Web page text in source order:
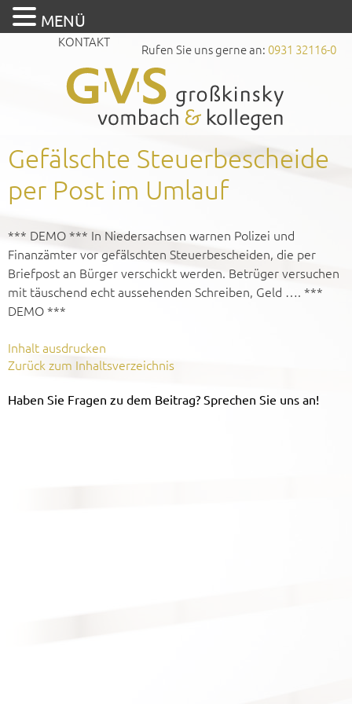
Rufen Sie uns gerne an: 0931 32116-0
KONTAKT
Gefälschte Steuerbescheide
per Post im Umlauf
*** DEMO *** In Niedersachsen warnen Polizei und
Finanzämter vor gefälschten Steuerbescheiden, die per
Briefpost an Bürger verschickt werden. Betrüger versuchen
mit täuschend echt aussehenden Schreiben, Geld …. ***
DEMO ***
Inhalt ausdrucken
Zurück zum Inhaltsverzeichnis
Haben Sie Fragen zu dem Beitrag? Sprechen Sie uns an!
MENÜ